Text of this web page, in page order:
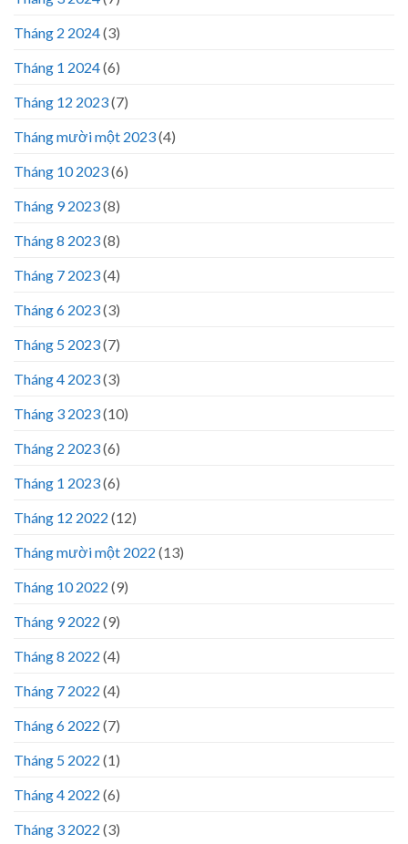
Tháng 2 2024(3)
Tháng 1 2024(6)
Tháng 12 2023(7)
Tháng mười một 2023(4)
Tháng 10 2023(6)
Tháng 9 2023(8)
Tháng 8 2023(8)
Tháng 7 2023(4)
Tháng 6 2023(3)
Tháng 5 2023(7)
Tháng 4 2023(3)
Tháng 3 2023(10)
Tháng 2 2023(6)
Tháng 1 2023(6)
Tháng 12 2022 (12)
Tháng mười một 2022 (13)
Tháng 10 2022 (9)
Tháng 9 2022 (9)
Tháng 8 2022 (4)
Tháng 7 2022 (4)
Tháng 6 2022 (7)
Tháng 5 2022 (1)
Tháng 4 2022 (6)
Tháng 3 2022 (3)